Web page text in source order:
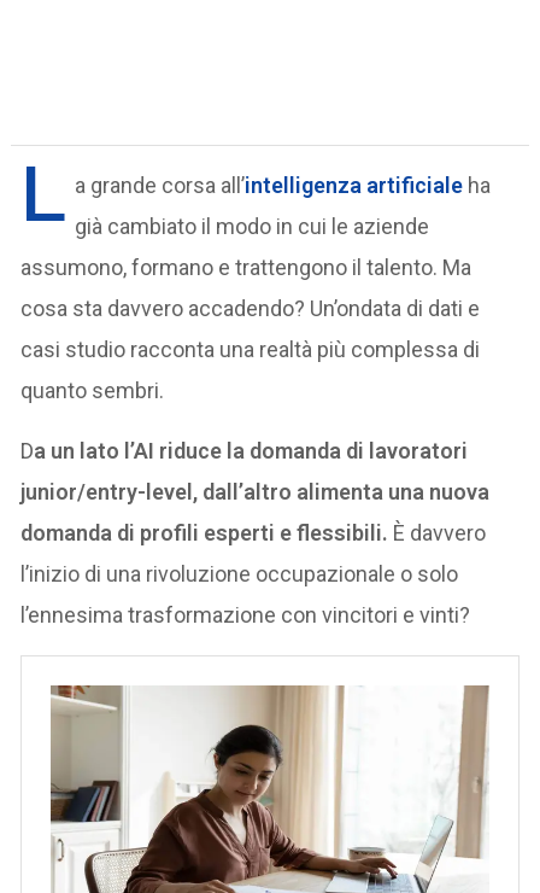
L a grande corsa all’intelligenza artificiale ha
già cambiato il modo in cui le aziende
assumono, formano e trattengono il talento. Ma
cosa sta davvero accadendo? Un’ondata di dati e
casi studio racconta una realtà più complessa di
quanto sembri.
Da un lato l’AI riduce la domanda di lavoratori
junior/entry-level, dall’altro alimenta una nuova
domanda di profili esperti e flessibili. È davvero
l’inizio di una rivoluzione occupazionale o solo
l’ennesima trasformazione con vincitori e vinti?